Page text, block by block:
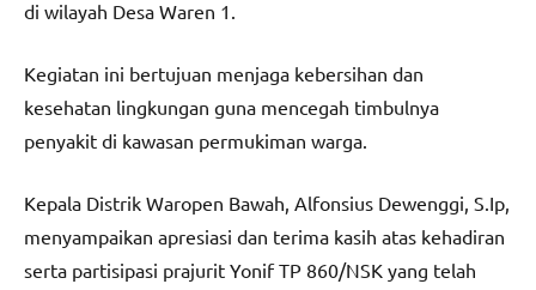
di wilayah Desa Waren 1.
Kegiatan ini bertujuan menjaga kebersihan dan
kesehatan lingkungan guna mencegah timbulnya
penyakit di kawasan permukiman warga.
Kepala Distrik Waropen Bawah, Alfonsius Dewenggi, S.Ip,
menyampaikan apresiasi dan terima kasih atas kehadiran
serta partisipasi prajurit Yonif TP 860/NSK yang telah